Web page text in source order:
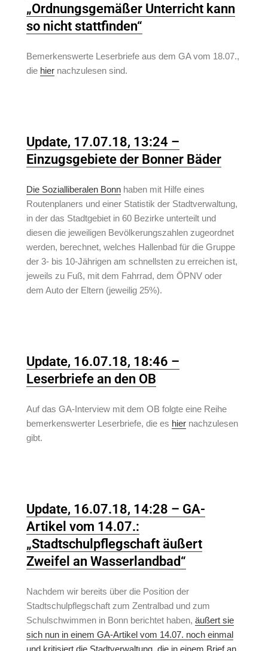
„Ordnungsgemäßer Unterricht kann
so nicht stattfinden“
Bemerkenswerte Leserbriefe aus dem GA vom 18.07.,
die hier nachzulesen sind.
Update, 17.07.18, 13:24 –
Einzugsgebiete der Bonner Bäder
Die Sozialliberalen Bonn haben mit Hilfe eines
Routenplaners und einer Statistik der Stadtverwaltung,
in der das Stadtgebiet in 60 Bezirke unterteilt und
diesen die jeweiligen Bevölkerungszahlen zugeordnet
werden, berechnet, welches Hallenbad für die Gruppe
der 3- bis 10-Jährigen am schnellsten zu erreichen ist,
jeweils zu Fuß, mit dem Fahrrad, dem ÖPNV oder
dem Auto der Eltern (jeweilig 25%).
Update, 16.07.18, 18:46 –
Leserbriefe an den OB
Auf das GA-Interview mit dem OB folgte eine Reihe
bemerkenswerter Leserbriefe, die es hier nachzulesen
gibt.
Update, 16.07.18, 14:28 – GA-
Artikel vom 14.07.:
„Stadtschulpflegschaft äußert
Zweifel an Wasserlandbad“
Nachdem wir bereits über die Position der
Stadtschulpflegschaft zum Zentralbad und zum
Schulschwimmen in Bonn berichtet haben,äußert sie
sich nun in einem GA-Artikel vom 14.07. noch einmal
und kritisiert die Stadtverwaltung, die in einem Brief an